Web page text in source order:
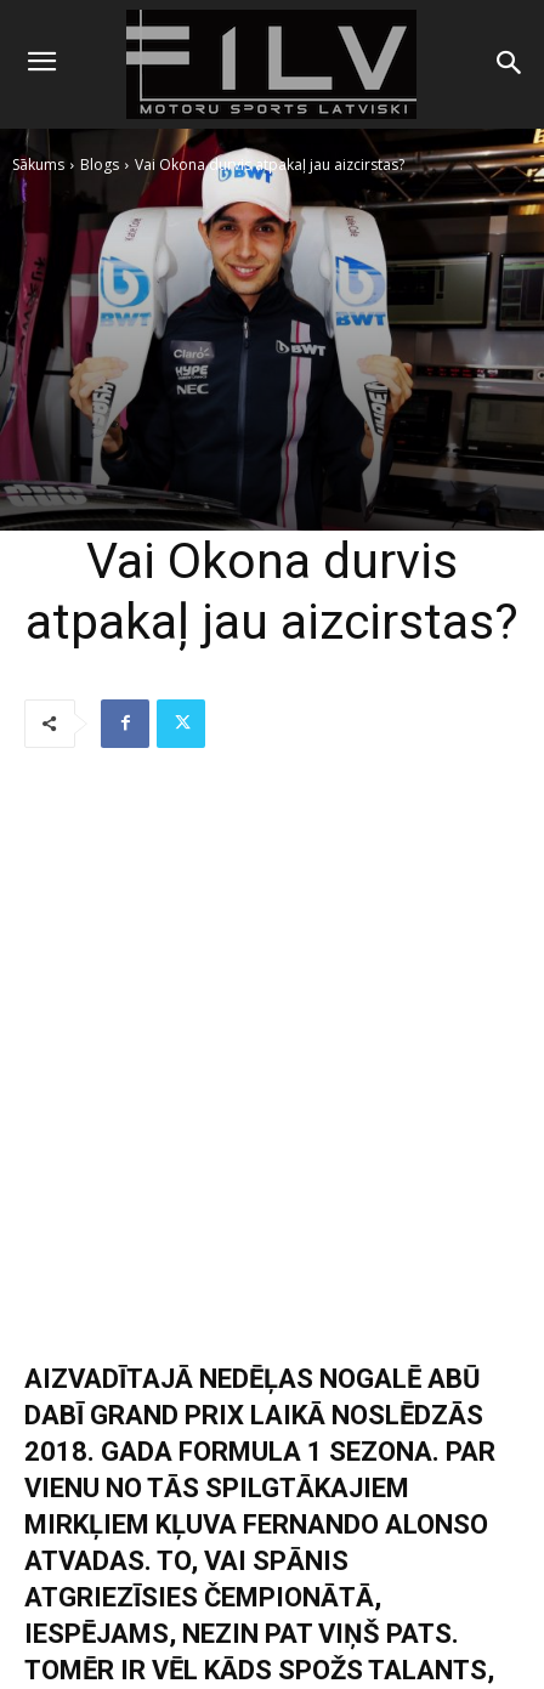
Sākums Blogs Vai Okona durvis atpakaļ jau aizcirstas?
Vai Okona durvis
atpakaļ jau aizcirstas?
AIZVADĪTAJĀ NEDĒĻAS NOGALĒ ABŪ
DABĪ GRAND PRIX LAIKĀ NOSLĒDZĀS
2018. GADA FORMULA 1 SEZONA. PAR
VIENU NO TĀS SPILGTĀKAJIEM
MIRKĻIEM KĻUVA FERNANDO ALONSO
ATVADAS. TO, VAI SPĀNIS
ATGRIEZĪSIES ČEMPIONĀTĀ,
IESPĒJAMS, NEZIN PAT VIŅŠ PATS.
TOMĒR IR VĒL KĀDS SPOŽS TALANTS,